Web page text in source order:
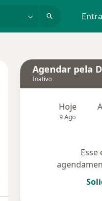
Agendar pela
Inativo
Hoje
9 Ago